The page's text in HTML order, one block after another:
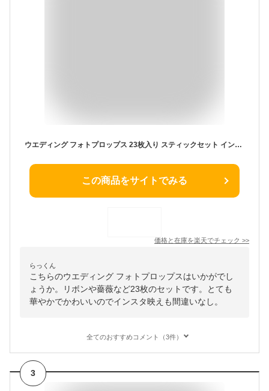
ウエディング フォトプロップス 23枚入り スティックセット インスタ映え 小道具 パーティーグッズ バチェロレッテパーティー ウェルカムスペース 前撮り 披露宴 二次会 演出 DIY
この商品をサイトでみる
価格と在庫を楽天でチェック >>
らっくん
こちらのウエディング フォトプロップスはいかがでし
ょうか。リボンや薔薇など23枚のセットです。とても
華やかでかわいいのでインスタ映えも間違いなし。
全てのおすすめコメント（3件）
3